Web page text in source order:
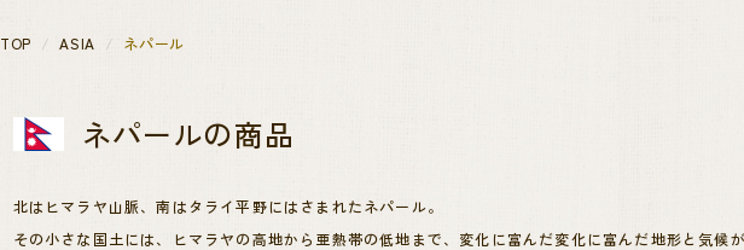
TOP ASIA ネパール
ネパールの商品
北はヒマラヤ山脈、南はタライ平野にはさまれたネパール。
その小さな国土には、ヒマラヤの高地から亜熱帯の低地まで、変化に富んだ変化に富んだ地形と気候